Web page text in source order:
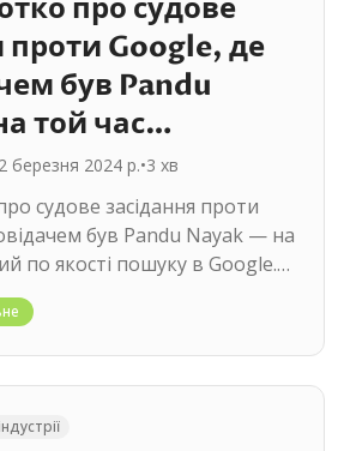
про судове
проти Google, де
був Pandu
той час…
березня 2024 р.•3 хв
судове засідання проти
був Pandu Nayak — на
по якості пошуку в Google.
Тому що…